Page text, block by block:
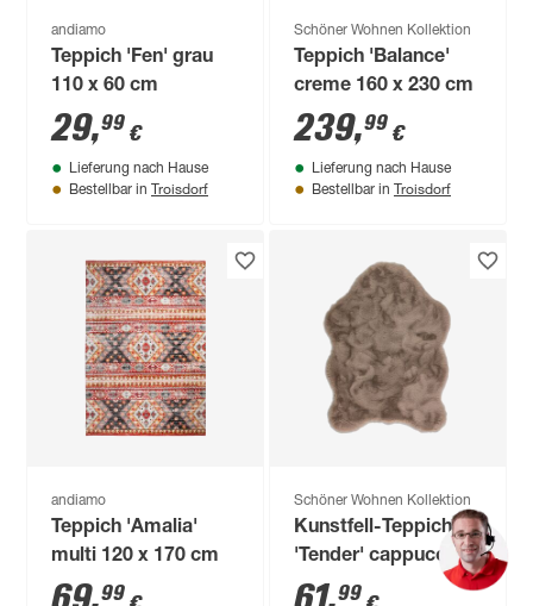
andiamo
Teppich 'Fen' grau
110 x 60 cm
29,99 €
Lieferung nach Hause
Bestellbar in Troisdorf
Schöner Wohnen Kollektion
Teppich 'Balance'
creme 160 x 230 cm
239,99 €
Lieferung nach Hause
Bestellbar in Troisdorf
andiamo
Teppich 'Amalia'
multi 120 x 170 cm
99
Schöner Wohnen Kollektion
Kunstfell-Teppich
'Tender' cappuccino
70 x 110 cm
99